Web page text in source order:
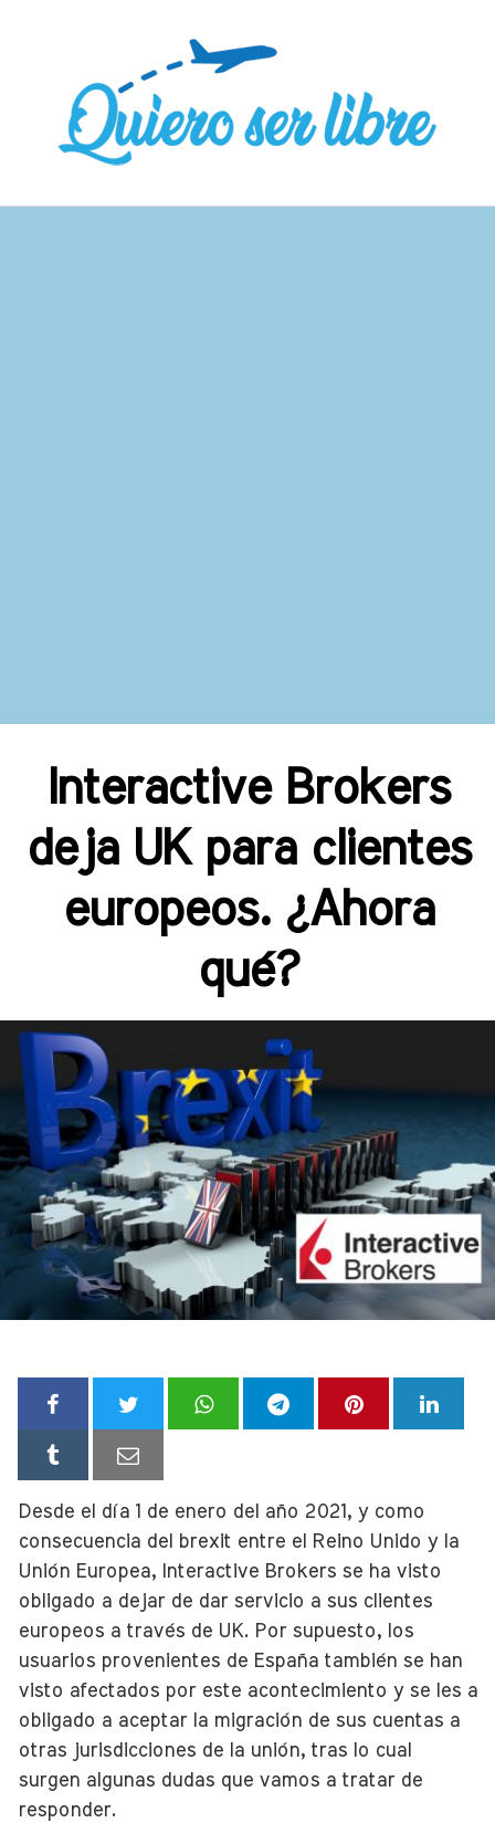
Interactive Brokers
deja UK para clientes
europeos. ¿Ahora
qué?
Desde el día 1 de enero del año 2021, y como
consecuencia del brexit entre el Reino Unido y la
Unión Europea, Interactive Brokers se ha visto
obligado a dejar de dar servicio a sus clientes
europeos a través de UK. Por supuesto, los
usuarios provenientes de España también se han
visto afectados por este acontecimiento y se les a
obligado a aceptar la migración de sus cuentas a
otras jurisdicciones de la unión, tras lo cual
surgen algunas dudas que vamos a tratar de
responder.